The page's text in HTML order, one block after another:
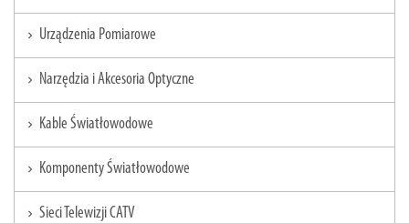
chevron_right Urządzenia Pomiarowe
chevron_right Narzędzia i Akcesoria Optyczne
chevron_right Kable Światłowodowe
chevron_right Komponenty Światłowodowe
chevron_right Sieci Telewizji CATV